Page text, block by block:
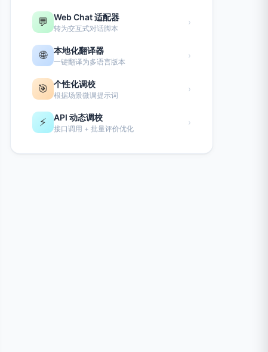
💬 Web Chat 适配器
转为交互式对话脚本
›
🌐 本地化翻译器
一键翻译为多语言版本
›
🎯 个性化调校
根据场景微调提示词
›
⚡ API 动态调校
接口调用 + 批量评价优化
›